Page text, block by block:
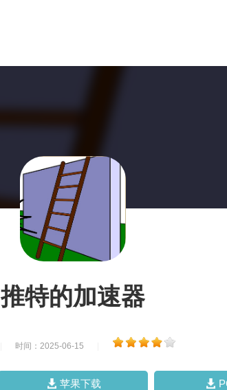
推特的加速器
时间：2025-06-15
苹果下载